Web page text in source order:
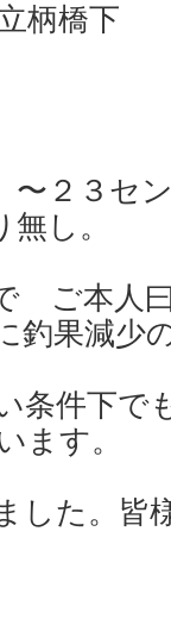
柄橋下
〜２３セ
し。
ご本人
釣果減少
条件下で
ます。
した。皆